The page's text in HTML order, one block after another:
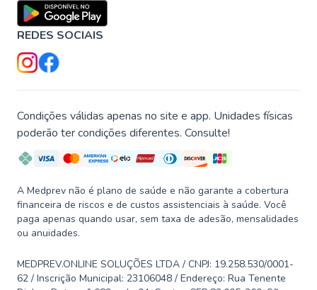
REDES SOCIAIS
Condições válidas apenas no site e app. Unidades físicas
poderão ter condições diferentes. Consulte!
A Medprev não é plano de saúde e não garante a cobertura
financeira de riscos e de custos assistenciais à saúde. Você
paga apenas quando usar, sem taxa de adesão, mensalidades
ou anuidades.
MEDPREV.ONLINE SOLUÇÕES LTDA / CNPJ: 19.258.530/0001-
62 / Inscrição Municipal: 23106048 / Endereço: Rua Tenente